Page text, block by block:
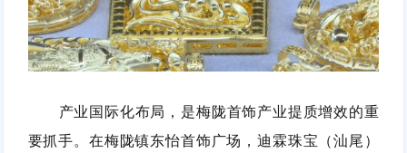
产业国际化布局，是梅陇首饰产业提质增效的重
要抓手。在梅陇镇东怡首饰广场，迪霖珠宝（汕尾）